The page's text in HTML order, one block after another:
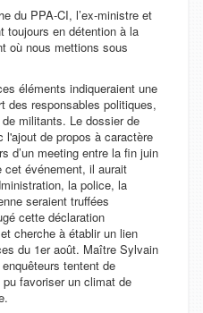
du PPA-CI, l’ex-ministre et
toujours en détention à la
où nous mettions sous
éléments indiqueraient une
des responsables politiques,
militants. Le dossier de
l'ajout de propos à caractère
d’un meeting entre la fin juin
cet événement, il aurait
la police, la
seraient truffées
cette déclaration
cherche à établir un lien
du 1er août. Maître Sylvain
tentent de
favoriser un climat de